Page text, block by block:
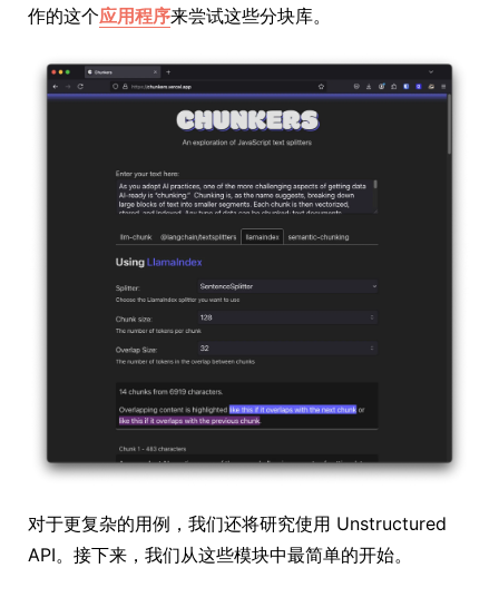
作的这个应用程序来尝试这些分块库。
对于更复杂的用例，我们还将研究使用 Unstructured
API。接下来，我们从这些模块中最简单的开始。